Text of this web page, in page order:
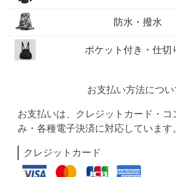
防水・撥水
ポケット付き・仕切
お支払い方法につい
お支払いは、クレジットカード・コ
み・各種電子決済に対応しています
クレジットカード